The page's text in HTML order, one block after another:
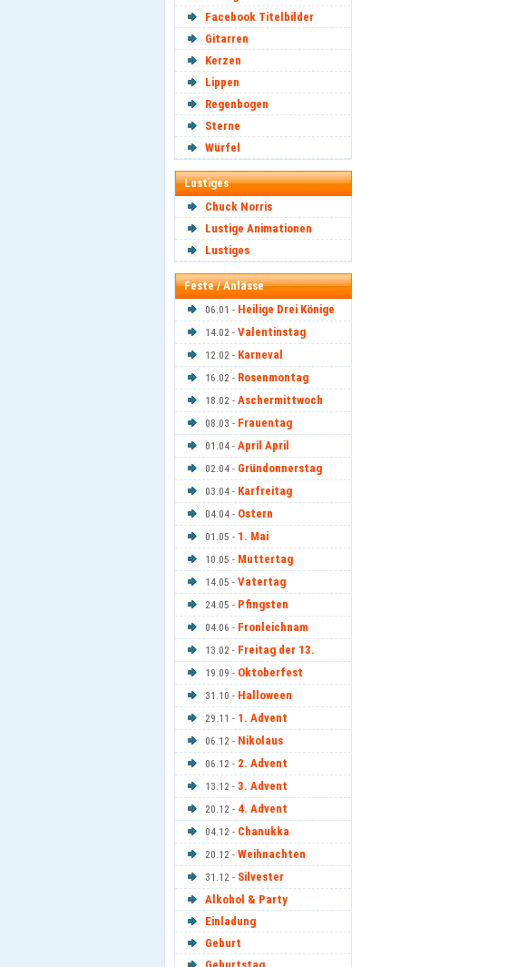
Facebook Titelbilder
Gitarren
Kerzen
Lippen
Regenbogen
Sterne
Würfel
Lustiges
Chuck Norris
Lustige Animationen
Lustiges
Feste / Anlässe
06.01 - Heilige Drei Könige
14.02 - Valentinstag
12.02 - Karneval
16.02 - Rosenmontag
18.02 - Aschermittwoch
08.03 - Frauentag
01.04 - April April
02.04 - Gründonnerstag
03.04 - Karfreitag
04.04 - Ostern
01.05 - 1. Mai
10.05 - Muttertag
14.05 - Vatertag
24.05 - Pfingsten
04.06 - Fronleichnam
13.02 - Freitag der 13.
19.09 - Oktoberfest
31.10 - Halloween
29.11 - 1. Advent
06.12 - Nikolaus
06.12 - 2. Advent
13.12 - 3. Advent
20.12 - 4. Advent
04.12 - Chanukka
20.12 - Weihnachten
31.12 - Silvester
Alkohol & Party
Einladung
Geburt